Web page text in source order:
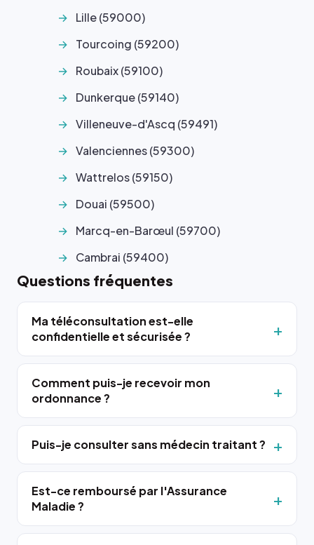
Lille (59000)
Tourcoing (59200)
Roubaix (59100)
Dunkerque (59140)
Villeneuve-d'Ascq (59491)
Valenciennes (59300)
Wattrelos (59150)
Douai (59500)
Marcq-en-Barœul (59700)
Cambrai (59400)
Questions fréquentes
Ma téléconsultation est-elle
confidentielle et sécurisée ?
Comment puis-je recevoir mon
ordonnance ?
Puis-je consulter sans médecin traitant ?
Est-ce remboursé par l'Assurance
Maladie ?